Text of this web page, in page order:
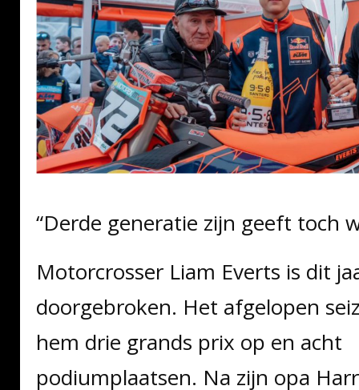
“Derde generatie zijn geeft toch
Motorcrosser Liam Everts is dit
doorgebroken. Het afgelopen
hem drie grands prix op en acht
podiumplaatsen. Na zijn opa